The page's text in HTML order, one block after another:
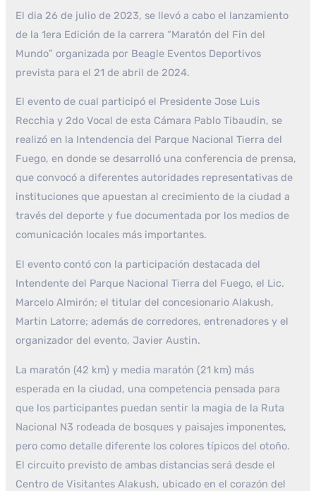
El dia 26 de julio de 2023, se llevó a cabo el lanzamiento
de la 1era Edición de la carrera “Maratón del Fin del
Mundo” organizada por Beagle Eventos Deportivos
prevista para el 21 de abril de 2024.
El evento de cual participó el Presidente Jose Luis
Recchia y 2do Vocal de esta Cámara Pablo Tibaudin, se
realizó en la Intendencia del Parque Nacional Tierra del
Fuego, en donde se desarrolló una conferencia de prensa,
que convocó a diferentes autoridades representativas de
instituciones que apuestan al crecimiento de la ciudad a
través del deporte y fue documentada por los medios de
comunicación locales más importantes.
El evento contó con la participación destacada del
Intendente del Parque Nacional Tierra del Fuego, el Lic.
Marcelo Almirón; el titular del concesionario Alakush,
Martin Latorre; además de corredores, entrenadores y el
organizador del evento, Javier Austin.
La maratón (42 km) y media maratón (21 km) más
esperada en la ciudad, una competencia pensada para
que los participantes puedan sentir la magia de la Ruta
Nacional N3 rodeada de bosques y paisajes imponentes,
pero como detalle diferente los colores típicos del otoño.
El circuito previsto de ambas distancias será desde el
Centro de Visitantes Alakush, ubicado en el corazón del